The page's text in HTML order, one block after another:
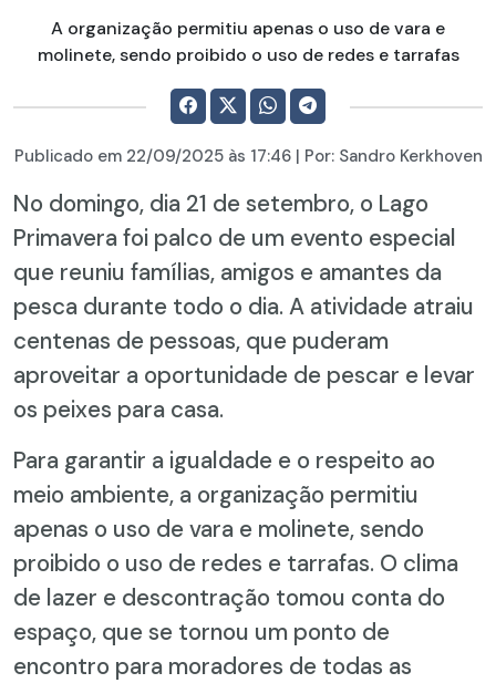
A organização permitiu apenas o uso de vara e
molinete, sendo proibido o uso de redes e tarrafas
Publicado em 22/09/2025às 17:46 | Por: Sandro Kerkhoven
No domingo, dia 21 de setembro, o Lago
Primavera foi palco de um evento especial
que reuniu famílias, amigos e amantes da
pesca durante todo o dia. A atividade atraiu
centenas de pessoas, que puderam
aproveitar a oportunidade de pescar e levar
os peixes para casa.
Para garantir a igualdade e o respeito ao
meio ambiente, a organização permitiu
apenas o uso de vara e molinete, sendo
proibido o uso de redes e tarrafas. O clima
de lazer e descontração tomou conta do
espaço, que se tornou um ponto de
encontro para moradores de todas as